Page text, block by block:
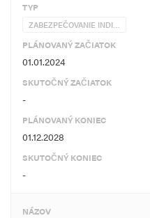
TYP
ZABEZPEČOVANIE INDI…
PLÁNOVANÝ ZAČIATOK
01.01.2024
SKUTOČNÝ ZAČIATOK
-
PLÁNOVANÝ KONIEC
01.12.2028
SKUTOČNÝ KONIEC
-
NÁZOV